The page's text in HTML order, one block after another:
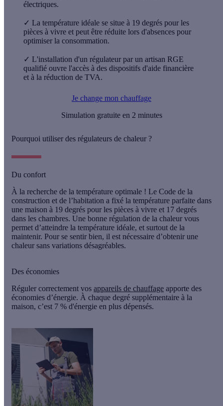
électriques.
✓ La température idéale se situe à 19 degrés pour les
pièces à vivre et peut être réduite lors d'absences pour
optimiser la consommation.
✓ L'installation d'un régulateur par un artisan RGE
qualifié ouvre l'accès à des dispositifs d'aide financière
et à la réduction de TVA.
Je change mon chauffage
Simulation gratuite en 2 minutes
Pourquoi utiliser des régulateurs de chaleur ?
Du confort
À la recherche de la température optimale ! Le Code de la
construction et de l’habitation a fixé la température parfaite dans
une maison à 19 degrés pour les pièces à vivre et 17 degrés
dans les chambres. Une bonne régulation de la chaleur vous
permet d’atteindre la température idéale, et surtout de la
maintenir. Pour se sentir bien, il est nécessaire d’obtenir une
chaleur sans variations désagréables.
Des économies
Réguler correctement vos appareils de chauffage apporte des
économies d’énergie. À chaque degré supplémentaire à la
maison, c’est 7 % d'énergie en plus dépensés.